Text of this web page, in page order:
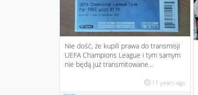
Nie dość, że kupili prawa do transmisji
UEFA Champions League i tym samym
nie będą już transmitowane...
11 years ago